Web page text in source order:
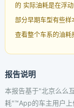
的 实际油耗是在浮动
部分早期车型有些样
查看整个车系的油耗
报告说明
本报告基于"北京么么
耗"™App的车主用户上